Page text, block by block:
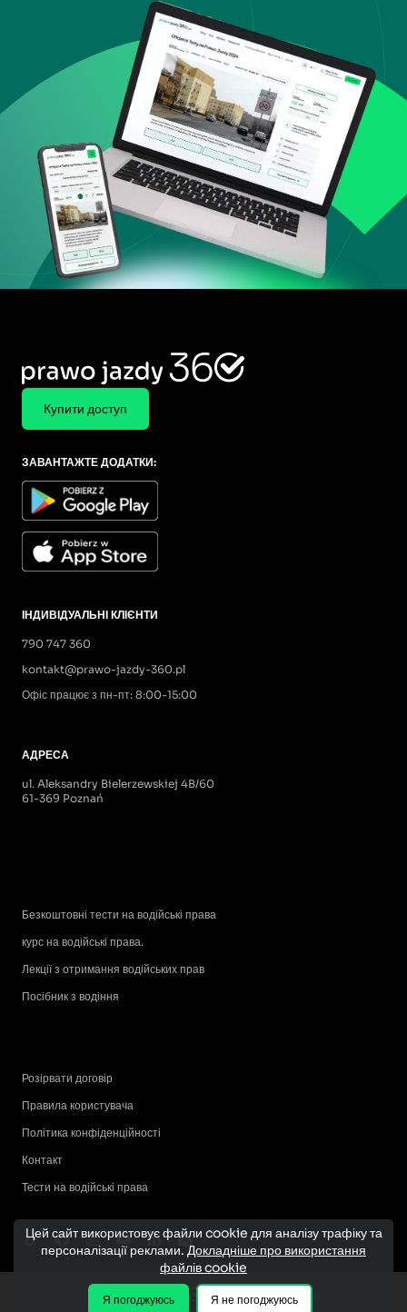
Купити доступ
ІНДИВІДУАЛЬНІ КЛІЄНТИ
790 747 360
kontakt@prawo-jazdy-360.pl
Офіс працює з пн-пт: 8:00-15:00
АДРЕСА
ul. Aleksandry Bielerzewskiej 4B/60
61-369 Poznań
Безкоштовні тести на водійські права
курс на водійські права.
Лекції з отримання водійських прав
Посібник з водіння
Розірвати договір
Правила користувача
Політика конфіденційності
Контакт
Тести на водійські права
ЗАВАНТАЖТЕ ДОДАТКИ:
Цей сайт використовує файли cookie для аналізу трафіку та
персоналізації реклами. Докладніше про використання
файлів cookie
Я погоджуюсь Я не погоджуюсь